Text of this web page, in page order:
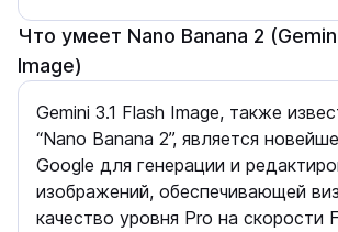
Что умеет Nano Banana 2
Image)
Gemini 3.1 Flash Image, также
“Nano Banana 2”, является
Google для генерации и
изображений, обеспечивающей
качество уровня Pro на скорости